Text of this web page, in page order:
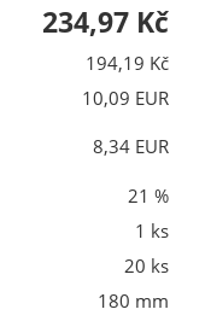
234,97 Kč
194,19 Kč
10,09 EUR
8,34 EUR
21 %
1 ks
20 ks
180 mm